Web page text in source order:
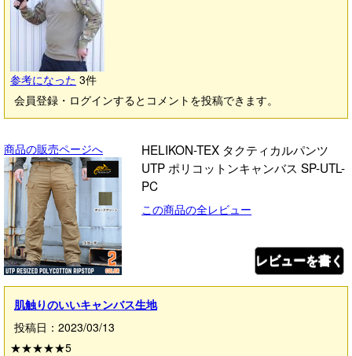
参考になった 3件
会員登録・ログインするとコメントを投稿できます。
商品の販売ページへ
HELIKON-TEX タクティカルパンツ
UTP ポリコットンキャンバス SP-UTL-
PC
この商品の全レビュー
レビューを書く
肌触りのいいキャンバス生地
投稿日：2023/03/13
★★★★★5